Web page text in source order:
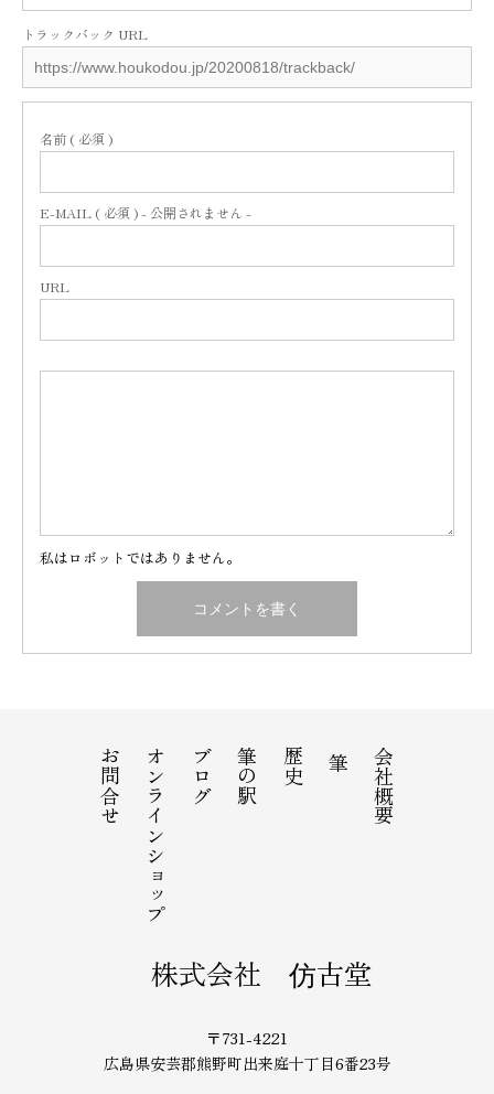
トラックバック URL
名前 ( 必須 )
E-MAIL ( 必須 ) - 公開されません -
URL
私はロボットではありません。
会社概要
筆
歴史
筆の駅
ブログ
オンラインショップ
お問合せ
株式会社 仿古堂
〒731-4221
広島県安芸郡熊野町出来庭十丁目6番23号